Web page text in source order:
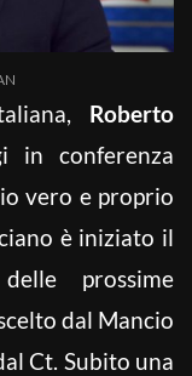
Roberto
in conferenza
vero e proprio
è iniziato il
prossime
dal Mancio
Ct. Subito una